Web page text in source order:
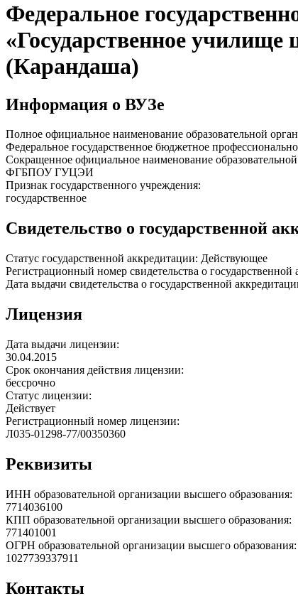
Федеральное
«Государственное
(Карандаша)
Информация о ВУЗе
Полное официальное наименование образовательной
Федеральное государственное бюджетное
Сокращенное официальное наименование
ФГБПОУ ГУЦЭИ
Признак государственного учреждения:
государственное
Свидетельство о государственной
Статус государственной аккредитации: Действующее
Регистрационный номер свидетельства о
Дата выдачи свидетельства о государственной
Лицензия
Дата выдачи лицензии:
30.04.2015
Срок окончания действия лицензии:
бессрочно
Статус лицензии:
Действует
Регистрационный номер лицензии:
Л035-01298-77/00350360
Реквизиты
ИНН образовательной организации высшего образования:
7714036100
КПП образовательной организации высшего образования:
771401001
ОГРН образовательной организации высшего образования:
1027739337911
Контакты